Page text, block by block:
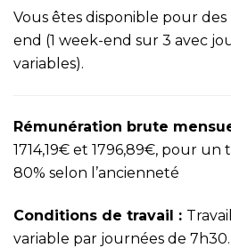
Vous êtes disponible pour
end (1 week-end sur 3 avec
variables).
Rémunération brute
1714,19€ et 1796,89€, pour
80% selon l’ancienneté
Conditions de travail :
variable par journées de